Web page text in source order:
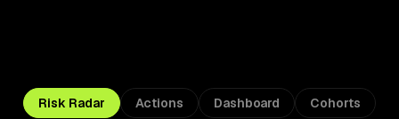
Risk Radar Actions Dashboard Cohorts